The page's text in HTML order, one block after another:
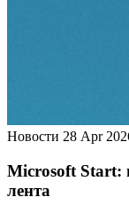
Новости 28 Apr
Microsoft Start:
лента